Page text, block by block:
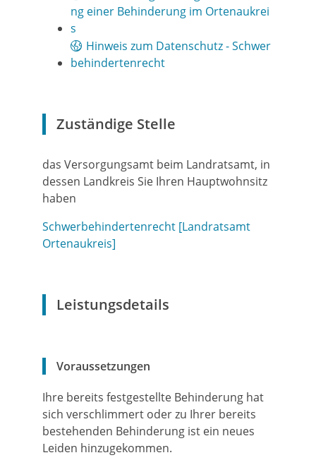
ng einer Behinderung im Ortenaukrei
s
Hinweis zum Datenschutz - Schwer
behindertenrecht
Zuständige Stelle
das Versorgungsamt beim Landratsamt, in
dessen Landkreis Sie Ihren Hauptwohnsitz
haben
Schwerbehindertenrecht [Landratsamt
Ortenaukreis]
Leistungsdetails
Voraussetzungen
Ihre bereits festgestellte Behinderung hat
sich verschlimmert oder zu Ihrer bereits
bestehenden Behinderung ist ein neues
Leiden hinzugekommen.